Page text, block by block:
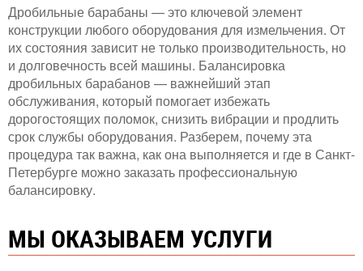
Дробильные барабаны — это ключевой элемент
конструкции любого оборудования для измельчения. От
их состояния зависит не только производительность, но
и долговечность всей машины. Балансировка
дробильных барабанов — важнейший этап
обслуживания, который помогает избежать
дорогостоящих поломок, снизить вибрации и продлить
срок службы оборудования. Разберем, почему эта
процедура так важна, как она выполняется и где в Санкт-
Петербурге можно заказать профессиональную
балансировку.
МЫ ОКАЗЫВАЕМ УСЛУГИ